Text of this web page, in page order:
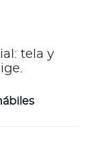
tela y